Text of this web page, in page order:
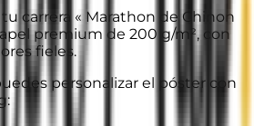
carrera « Marathon de Chinon
premium de 200 g/m², con
fieles.
personalizar el póster con